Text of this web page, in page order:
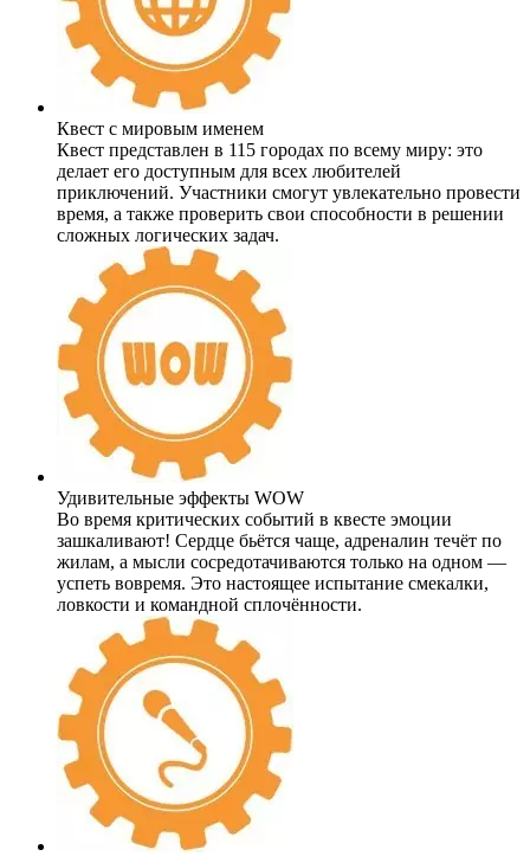
Квест с мировым именем
Квест представлен в 115 городах по всему миру: это
делает его доступным для всех любителей
приключений. Участники смогут увлекательно провести
время, а также проверить свои способности в решении
сложных логических задач.
Удивительные эффекты WOW
Во время критических событий в квесте эмоции
зашкаливают! Сердце бьётся чаще, адреналин течёт по
жилам, а мысли сосредотачиваются только на одном —
успеть вовремя. Это настоящее испытание смекалки,
ловкости и командной сплочённости.